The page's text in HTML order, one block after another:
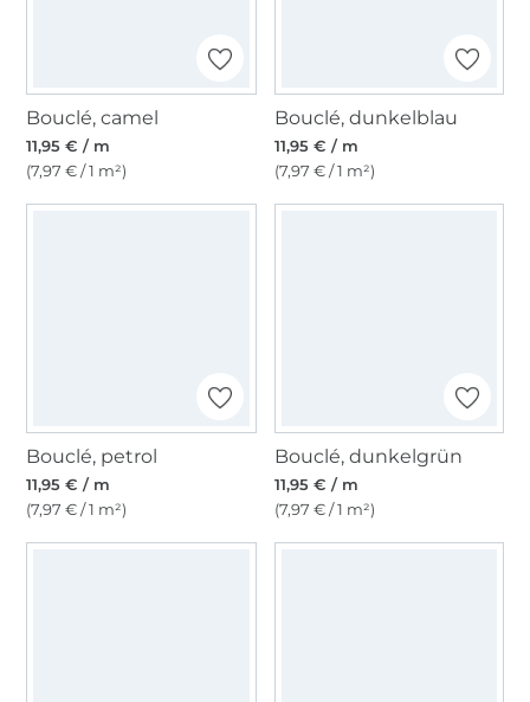
Bouclé, camel
11,95 € / m
(7,97 € / 1 m²)
Bouclé, dunkelblau
11,95 € / m
(7,97 € / 1 m²)
Bouclé, petrol
11,95 € / m
(7,97 € / 1 m²)
Bouclé, dunkelgrün
11,95 € / m
(7,97 € / 1 m²)